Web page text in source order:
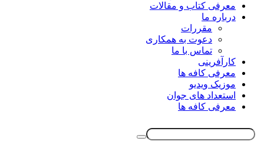
معرفی کتاب و مقالات
درباره ما
مقررات
دعوت به همکاری
تماس با ما
کارآفرینی
معرفی کافه ها
موزیک ویدیو
استعداد های جوان
معرفی کافه ها